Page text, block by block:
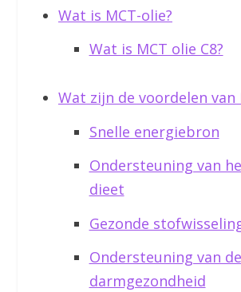
Wat is MCT-olie?
Wat is MCT olie C8?
Wat zijn de voordelen van
Snelle energiebron
Ondersteuning van
dieet
Gezonde
Ondersteuning van de
darmgezondheid